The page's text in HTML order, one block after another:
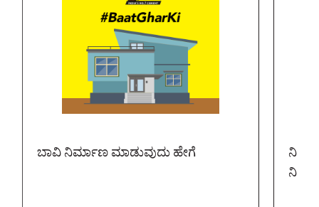
ಬಾವಿ ನಿರ್ಮಾಣ ಮಾಡುವುದು ಹೇಗೆ
ನಿಮ್ಮ